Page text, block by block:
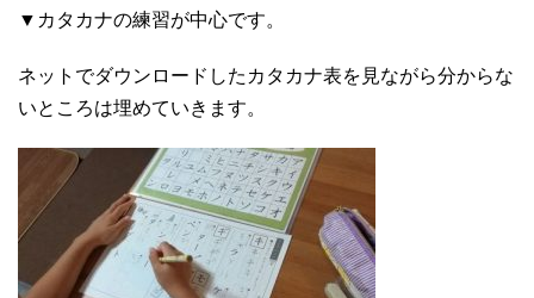
▼カタカナの練習が中心です。
ネットでダウンロードしたカタカナ表を見ながら分からな
いところは埋めていきます。